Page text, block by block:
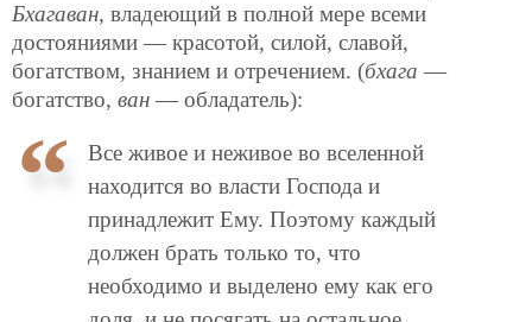
Бхагаван, владеющий в полной мере всеми
достояниями — красотой, силой, славой,
богатством, знанием и отречением. (бхага —
богатство, ван — обладатель):
Все живое и неживое во вселенной
находится во власти Господа и
принадлежит Ему. Поэтому каждый
должен брать только то, что
необходимо и выделено ему как его